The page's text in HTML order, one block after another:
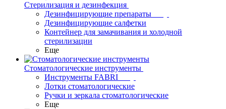
Стерилизация и дезинфекция
Дезинфицирующие препараты
Дезинфицирующие салфетки
Контейнер для замачивания и холодной
стерилизации
Еще
Стоматологические инструменты
Инструменты FABRI
Лотки стоматологические
Ручки и зеркала стоматологические
Еще